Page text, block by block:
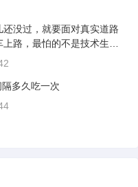
没过，就要面对真实道路
路，最怕的不是技术生
的双重陌生。磨合期内，
是老司机的保守，而是活
成精细贴合。多数车型说
多久吃一次